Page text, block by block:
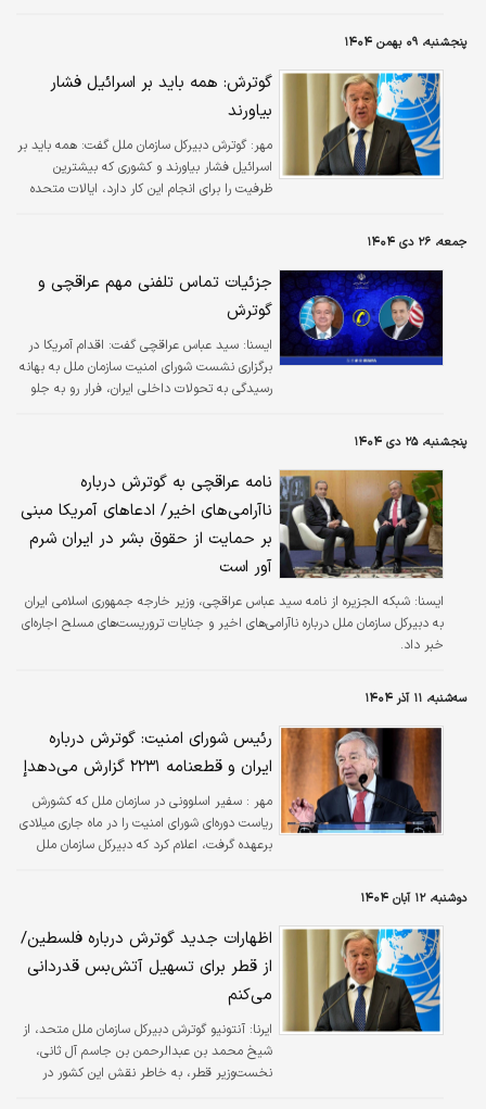
پنجشنبه، ۰۹ بهمن ۱۴۰۴
گوترش: همه باید بر اسرائیل فشار
بیاورند
مهر:گوترش دبیرکل سازمان ملل گفت: همه باید بر
اسرائیل فشار بیاورند و کشوری که بیشترین
ظرفیت را برای انجام این کار دارد، ایالات متحده
جمعه، ۲۶ دی ۱۴۰۴
جزئیات تماس تلفنی مهم عراقچی و
گوترش
ايسنا: سید عباس عراقچی گفت: اقدام آمریکا در
برگزاری نشست شورای امنیت سازمان ملل به بهانه
رسیدگی به تحولات داخلی ایران، فرار رو به جلو
پنجشنبه، ۲۵ دی ۱۴۰۴
نامه عراقچی به گوترش درباره
ناآرامی‌های اخیر/ ادعاهای آمریکا مبنی
بر حمایت از حقوق بشر در ایران شرم
آور است
ایسنا: شبکه الجزیره از نامه سید عباس عراقچی، وزیر خارجه جمهوری اسلامی ایران
به دبیرکل سازمان ملل درباره ناآرامی‌های اخیر و جنایات تروریست‌های مسلح اجاره‌ای
خبر داد.
سه‌شنبه، ۱۱ آذر ۱۴۰۴
رئیس شورای امنیت: گوترش درباره
ایران و قطعنامه ۲۲۳۱ گزارش می‌دهدإ
مهر : سفیر اسلوونی در سازمان ملل که کشورش
ریاست دوره‌ای شورای امنیت را در ماه جاری میلادی
برعهده گرفت، اعلام کرد که دبیرکل سازمان ملل
دوشنبه، ۱۲ آبان ۱۴۰۴
اظهارات جدید گوترش درباره فلسطین/
از قطر برای تسهیل آتش‌بس قدردانی
می‌کنم
ایرنا: آنتونیو گوترش دبیرکل سازمان ملل متحد، از
شیخ محمد بن عبدالرحمن بن جاسم آل ثانی،
نخست‌وزیر قطر، به خاطر نقش این کشور در